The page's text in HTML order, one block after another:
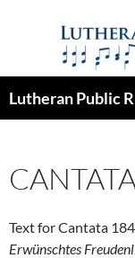
Lutheran Public
Text for Cantata 184
Erwünschtes